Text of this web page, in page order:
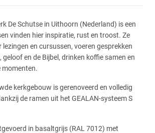
De Schutse in Uithoorn (Nederland) is een
vinden hier inspiratie, rust en troost. Ze
lezingen en cursussen, voeren gesprekken
en de Bijbel, drinken koffie samen en
momenten.
kerkgebouw is gerenoveerd en volledig
de ramen uit het GEALAN-systeem S
in basaltgrijs (RAL 7012) met